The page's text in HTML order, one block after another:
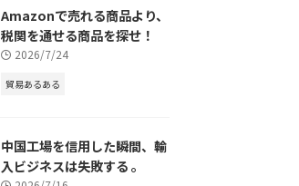
Amazonで売れる商品より、
税関を通せる商品を探せ！
2026/7/24
貿易あるある
中国工場を信用した瞬間、輸
入ビジネスは失敗する 。